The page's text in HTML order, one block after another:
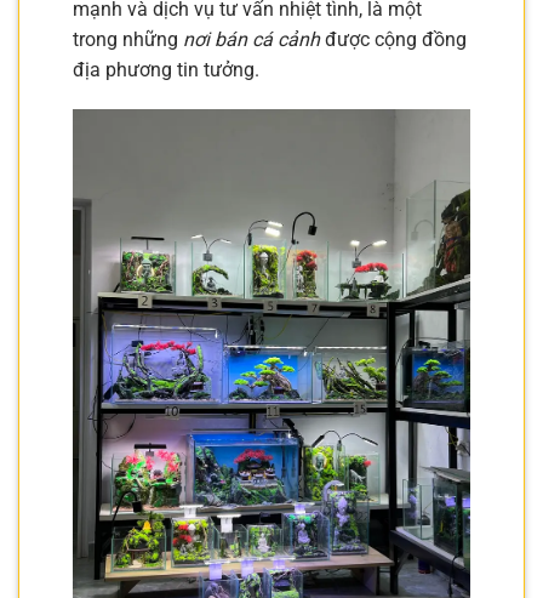
mạnh và dịch vụ tư vấn nhiệt tình, là một
trong những nơi bán cá cảnhđược cộng đồng
địa phương tin tưởng.